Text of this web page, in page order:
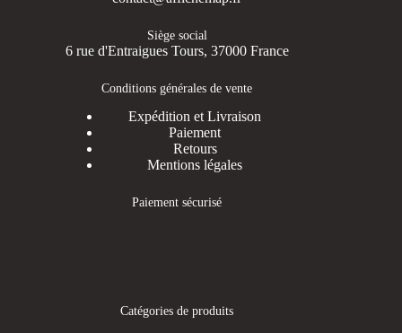
Siège social
6 rue d'Entraigues Tours, 37000 France
Conditions générales de vente
Expédition et Livraison
Paiement
Retours
Mentions légales
Paiement sécurisé
Catégories de produits